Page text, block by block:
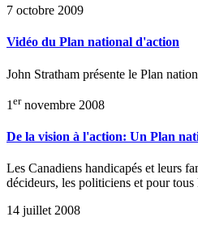
7 octobre 2009
Vidéo du Plan national d'action
John Stratham présente le Plan
1 ernovembre 2008
De la vision à l'action: Un Plan
Les Canadiens handicapés et leurs
décideurs, les politiciens et pour tous
14 juillet 2008